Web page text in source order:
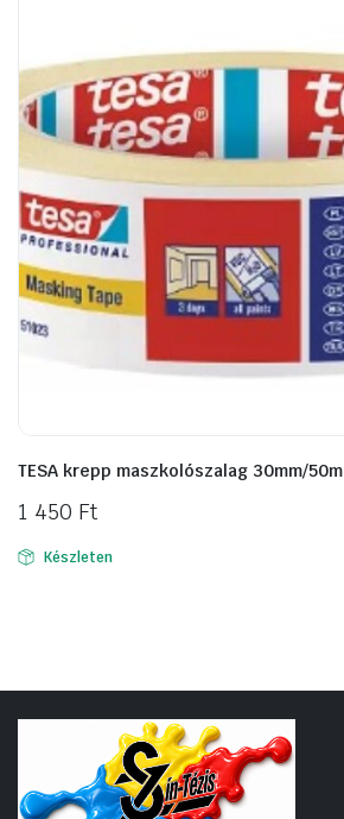
TESA krepp maszkolószalag 30mm/50m
1 450 Ft
Készleten